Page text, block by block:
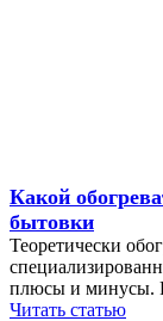
Какой
бытовки
Теоретически
плюсы и минусы.
Читать статью